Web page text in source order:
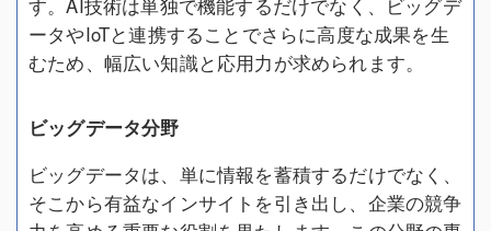
ータやIoTと連携することでさらに高度な成果を生
むため、幅広い知識と応用力が求められます。
ビッグデータ分野
ビッグデータは、単に情報を蓄積するだけでなく、
そこから有益なインサイトを引き出し、企業の競争